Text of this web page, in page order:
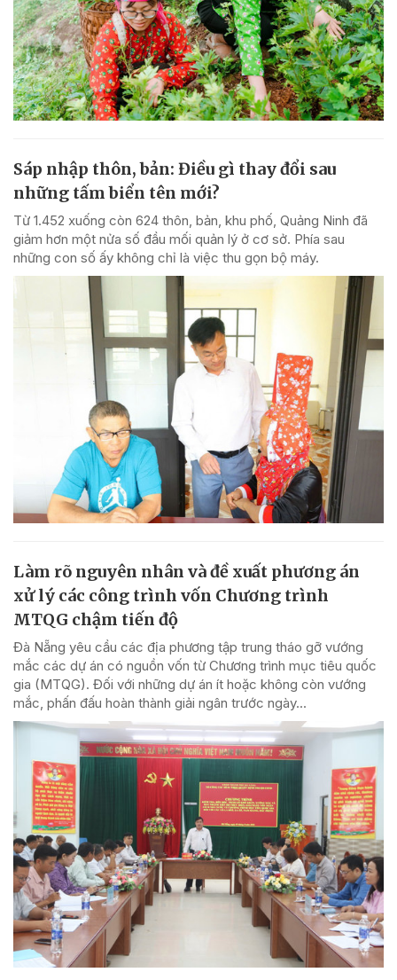
Sáp nhập thôn, bản: Điều gì thay đổi sau
những tấm biển tên mới?
Từ 1.452 xuống còn 624 thôn, bản, khu phố, Quảng Ninh đã
giảm hơn một nửa số đầu mối quản lý ở cơ sở. Phía sau
những con số ấy không chỉ là việc thu gọn bộ máy.
Làm rõ nguyên nhân và đề xuất phương án
xử lý các công trình vốn Chương trình
MTQG chậm tiến độ
Đà Nẵng yêu cầu các địa phương tập trung tháo gỡ vướng
mắc các dự án có nguồn vốn từ Chương trình mục tiêu quốc
gia (MTQG). Đối với những dự án ít hoặc không còn vướng
mắc, phấn đấu hoàn thành giải ngân trước ngày...